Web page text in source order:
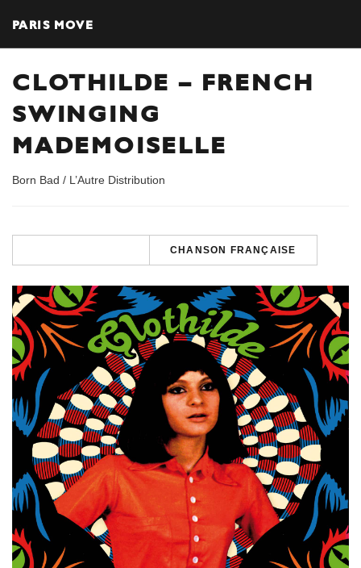
PARIS MOVE
CLOTHILDE – FRENCH
SWINGING
MADEMOISELLE
Born Bad / L’Autre Distribution
CHANSON FRANÇAISE